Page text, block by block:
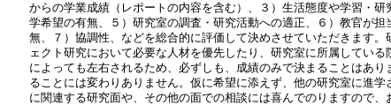
からの学業成績（レポートの内容を含む）、３）生活態度や学習・研
学希望の有無、５）研究室の調査・研究活動への適正、６）教官が担
無、７）協調性、などを総合的に評価して決めさせていただきます。
ェクト研究において必要な人材を優先したり、研究室に所属してい
によっても左右されるため、必ずしも、成績のみで決まることはあ
ることには変わりありません。仮に希望に添えず、他の研究室に進
に関連する研究面や、その他の面での相談には喜んでのりますので